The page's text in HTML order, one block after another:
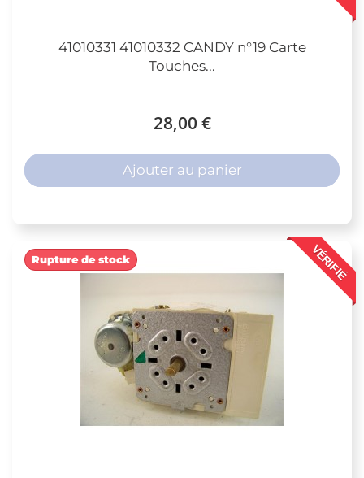
41010331 41010332 CANDY n°19 Carte
Touches...
28,00 €
Ajouter au panier
VÉRIFIÉ
Rupture de stock